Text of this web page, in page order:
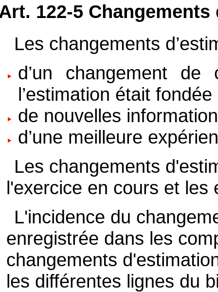
122-5 Changements
Les changements
d’un changement de
l’estimation était fondée
de nouvelles
d’une meilleure
Les changements
l'exercice en cours et les
L'incidence du
enregistrée dans les
changements
les différentes lignes du